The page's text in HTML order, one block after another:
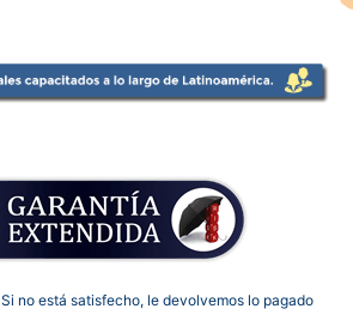
Si no está satisfecho, le devolvemos lo pagado